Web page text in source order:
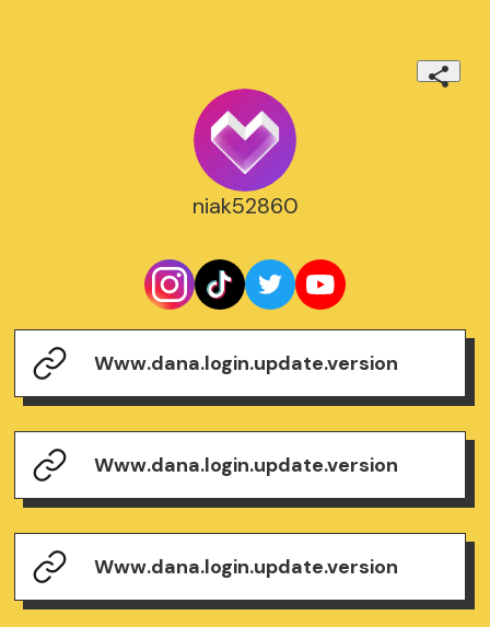
niak52860
Www.dana.login.update.version
Www.dana.login.update.version
Www.dana.login.update.version